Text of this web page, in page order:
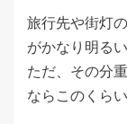
旅行先や街灯
がかなり明る
ただ、その分
ならこのくら